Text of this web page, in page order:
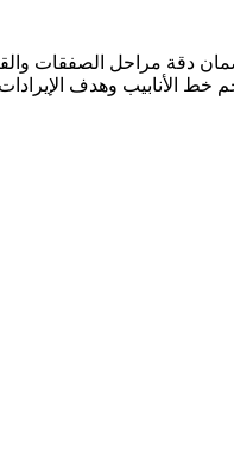
دقة مراحل الصفقات
الأنابيب وهدف